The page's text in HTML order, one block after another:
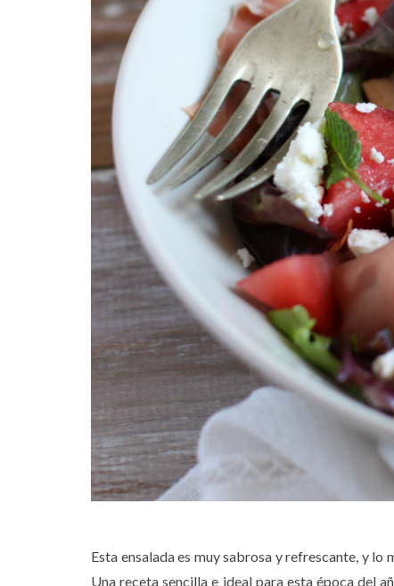
Esta ensalada es muy sabrosa y refrescante, y lo
Una receta sencilla e ideal para esta época del